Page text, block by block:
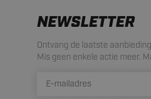
NEWSLETTER
Ontvang de laatste
Mis geen enkele actie meer.